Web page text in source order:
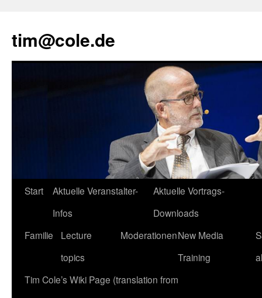
tim@cole.de
Start
Aktuelle Veranstalter-
Infos
Aktuelle Vortrags-
Downloads
Familie
Lecture
topics
ModerationenNew Media
Training
Tim Cole’s Wiki Page (translation from